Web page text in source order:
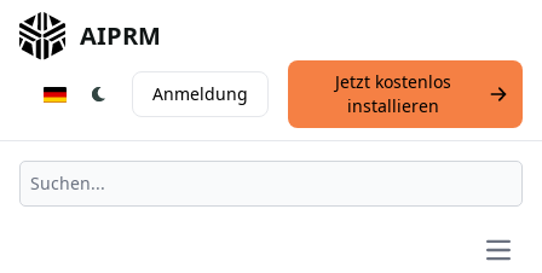
AIPRM
Anmeldung
Jetzt kostenlos
installieren